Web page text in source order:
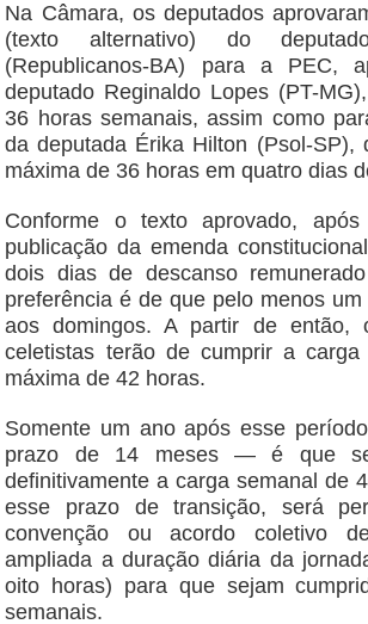
Na Câmara, os deputados
(texto alternativo) do
(Republicanos-BA) para a PEC,
deputado Reginaldo Lopes (PT-
36 horas semanais, assim como
da deputada Érika Hilton (Psol-SP),
máxima de 36 horas em quatro dias
Conforme o texto aprovado,
publicação da emenda
dois dias de descanso
preferência é de que pelo menos
aos domingos. A partir de então,
celetistas terão de cumprir a carga
máxima de 42 horas.
Somente um ano após esse
prazo de 14 meses — é que
definitivamente a carga semanal de
esse prazo de transição, será
convenção ou acordo coletivo
ampliada a duração diária da
oito horas) para que sejam
semanais.